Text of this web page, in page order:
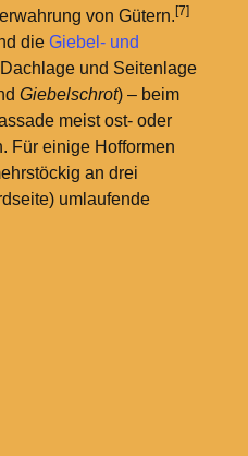
von Gütern.[7]
die Giebel- und
und Seitenlage
Giebelschrot) – beim
meist ost- oder
Für einige Hofformen
an drei
umlaufende